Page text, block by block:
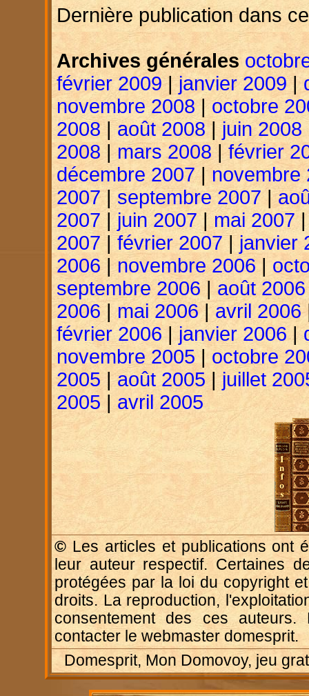
Dernière publication dans
Archives générales
février 2009| janvier 2009|
novembre 2008| octobre
2008|août 2008 | juin 2008
2008| mars 2008| février
décembre 2007 | novembre
2007| septembre 2007 |
2007| juin 2007 |mai 2007
2007|février 2007| janvier
2006| novembre 2006
septembre 2006
août 2006
2006| mai 2006|avril 2006
février 2006
janvier 2006|
novembre 2005
octobre
2005 |août 2005|juillet
2005| avril 2005
© Les articles et publications ont
leur auteur respectif. Certaines
protégées par la loi du copyright
droits. La reproduction,
consentement des ces auteurs.
contacter le webmaster domesprit.
Domesprit, Mon Domovoy, jeu